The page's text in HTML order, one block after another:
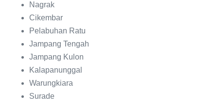
Nagrak
Cikembar
Pelabuhan Ratu
Jampang Tengah
Jampang Kulon
Kalapanunggal
Warungkiara
Surade